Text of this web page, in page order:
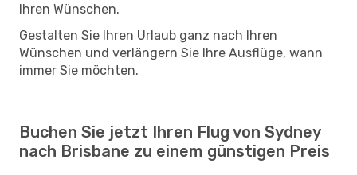
Ihren Wünschen.
Gestalten Sie Ihren Urlaub ganz nach Ihren
Wünschen und verlängern Sie Ihre Ausflüge, wann
immer Sie möchten.
Buchen Sie jetzt Ihren Flug von Sydney
nach Brisbane zu einem günstigen Preis